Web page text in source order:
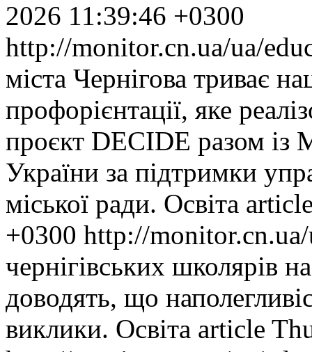
2026 11:39:46 +0300
http://monitor.cn.ua/ua/
міста Чернігова триває
профорієнтації, яке
проєкт DECIDE разом із
України за підтримки
міської ради. Освіта
+0300 http://
чернігівських школярів
доводять, що
виклики. Освіта article